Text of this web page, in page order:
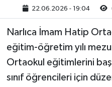
22.06.2026 - 19:04
Narlıca İmam Hatip
eğitim-öğretim yılı
Ortaokul eğitimlerini
sınıf öğrencileri için